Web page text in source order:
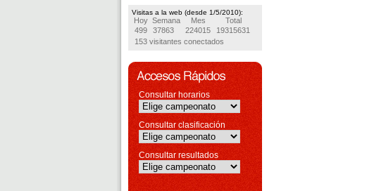
Visitas a la web (desde 1/5/2010):
Hoy Semana Mes
Total
499
37863 224015
19315631
153 visitantes conectados
Consultar horarios
Consultar clasificación
Consultar resultados